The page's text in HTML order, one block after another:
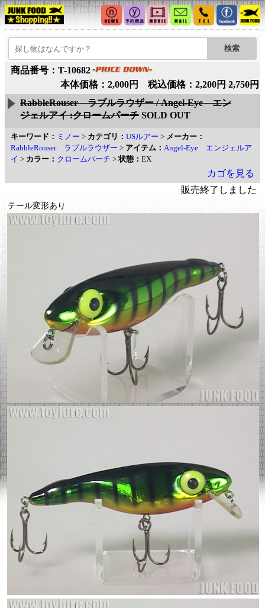
商品番号：T-10682
本体価格：2,000円 税込価格：2,200円 2,750円
RabbleRouser ラブルラウザー / Angel-Eye エン
ジェルアイ :クロームパーチ SOLD OUT
キーワード： ミノー > カテゴリ： USルアー > メーカー：
RabbleRouser ラブルラウザー > アイテム： Angel-Eye エンジェルア
イ > カラー： クロームパーチ >状態： EX
カゴを見る
販売終了しました
テール変形あり